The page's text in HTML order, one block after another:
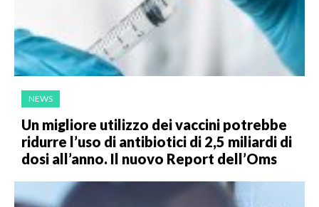
NEWS
Un migliore utilizzo dei vaccini potrebbe
ridurre l’uso di antibiotici di 2,5 miliardi di
dosi all’anno. Il nuovo Report dell’Oms